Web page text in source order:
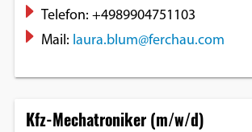
Telefon: +4989904751103
Mail: laura.blum@ferchau.com
Kfz-Mechatroniker (m/w/d)